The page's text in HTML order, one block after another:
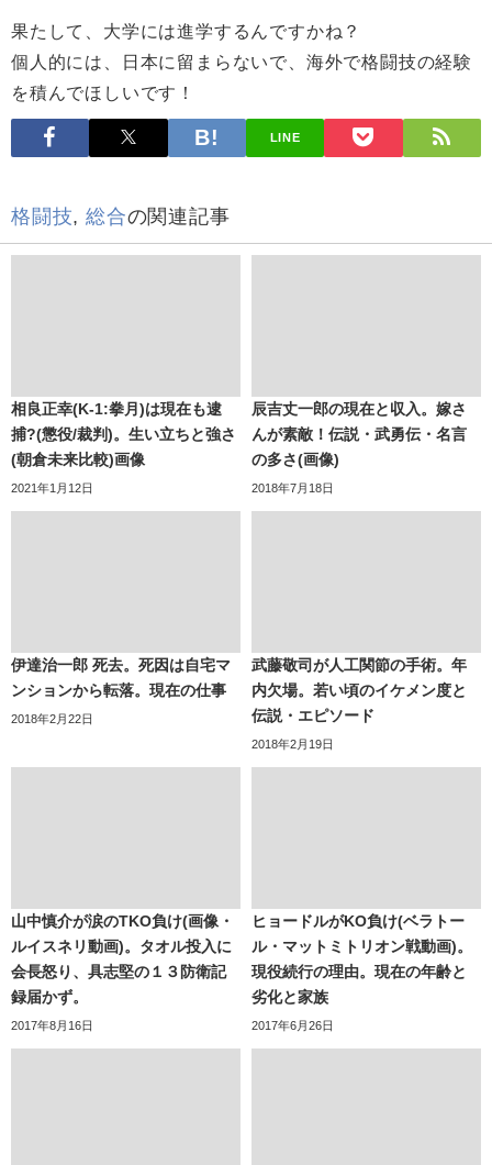
果たして、大学には進学するんですかね？
個人的には、日本に留まらないで、海外で格闘技の経験
を積んでほしいです！
LINE
格闘技,総合の関連記事
相良正幸(K-1:拳月)は現在も逮
捕?(懲役/裁判)。生い立ちと強さ
(朝倉未来比較)画像
2021年1月12日
辰吉丈一郎の現在と収入。嫁さ
んが素敵！伝説・武勇伝・名言
の多さ(画像)
2018年7月18日
伊達治一郎 死去。死因は自宅マ
ンションから転落。現在の仕事
2018年2月22日
武藤敬司が人工関節の手術。年
内欠場。若い頃のイケメン度と
伝説・エピソード
2018年2月19日
山中慎介が涙のTKO負け(画像・
ルイスネリ動画)。タオル投入に
会長怒り、具志堅の１３防衛記
録届かず。
2017年8月16日
ヒョードルがKO負け(ベラトー
ル・マットミトリオン戦動画)。
現役続行の理由。現在の年齢と
劣化と家族
2017年6月26日